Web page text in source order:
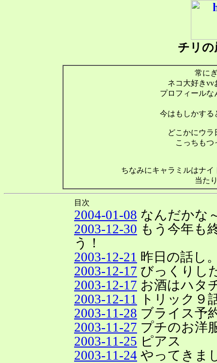
チリ
常に
ネコ大好きvv
プロフィールな
今はもしかする
どこかにウ
こっちもつ
ちなみにキャラミルはナ
当た
目次
2004-01-08 なんだかな
2003-12-30 もう今年も
う！
2003-12-21 昨日の話し
2003-12-17 びっくりし
2003-12-17 お酒はハタ
2003-12-11
トリック９
2003-11-28 ブライス予
2003-11-27 プチのお洋
2003-11-25 ピアス
2003-11-24 やってきま